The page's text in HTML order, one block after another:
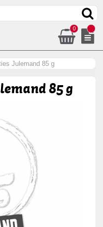
0
Julemand 85 g
85 g